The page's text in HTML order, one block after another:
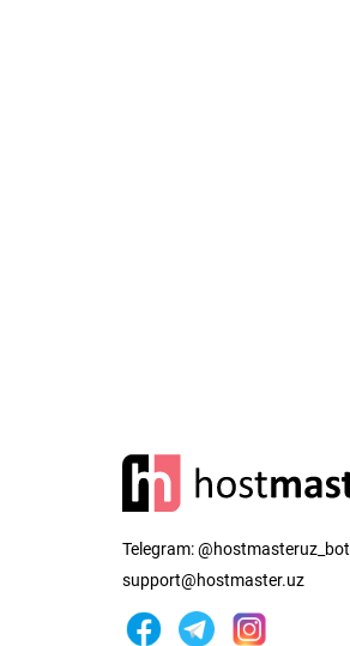
Telegram:@hostmasteruz_bot
support@hostmaster.uz